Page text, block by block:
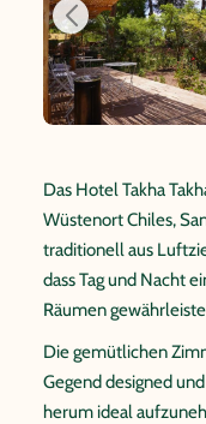
Das Hotel Takha
Wüstenort Chiles,
traditionell aus
dass Tag und Nacht
Räumen
Die gemütlichen
Gegend designed
herum ideal